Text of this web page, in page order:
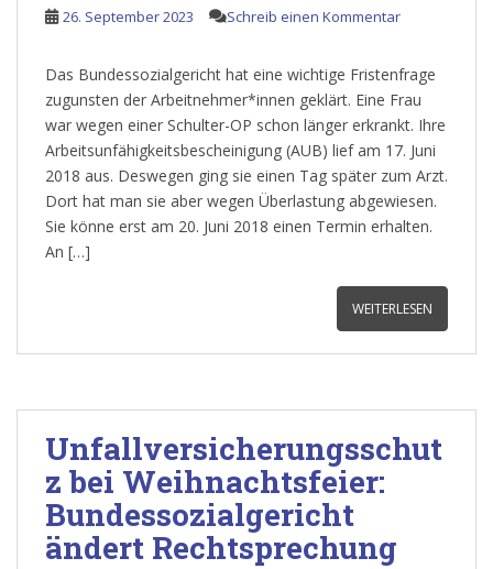
26. September 2023 Schreib einen Kommentar
Das Bundessozialgericht hat eine wichtige Fristenfrage
zugunsten der Arbeitnehmer*innen geklärt. Eine Frau
war wegen einer Schulter-OP schon länger erkrankt. Ihre
Arbeitsunfähigkeitsbescheinigung (AUB) lief am 17. Juni
2018 aus. Deswegen ging sie einen Tag später zum Arzt.
Dort hat man sie aber wegen Überlastung abgewiesen.
Sie könne erst am 20. Juni 2018 einen Termin erhalten.
An […]
WEITERLESEN
Unfallversicherungsschut
z bei Weihnachtsfeier:
Bundessozialgericht
ändert Rechtsprechung